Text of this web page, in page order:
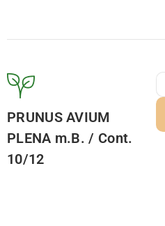
PRUNUS AVIUM
PLENA m.B. / Cont.
10/12